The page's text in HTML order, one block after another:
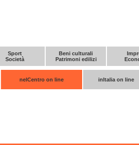
Sport
Società
Beni culturali
Patrimoni edilizi
nelCentro on line inItalia on line